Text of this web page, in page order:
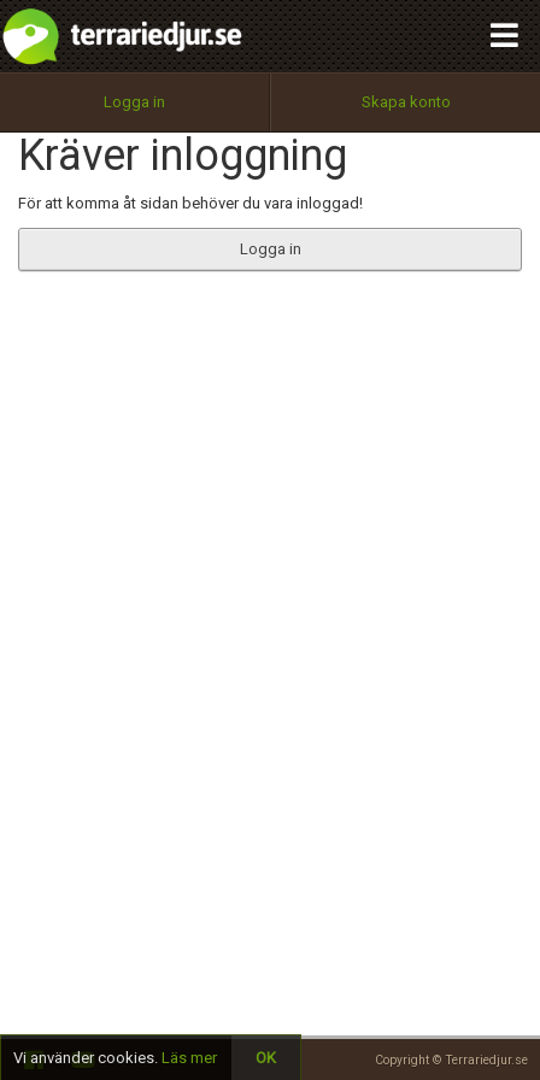
Logga in Skapa konto
Kräver inloggning
För att komma åt sidan behöver du vara inloggad!
Logga in
Copyright © Terrariedjur.se
Utför
100%
OK
integritetspolicy
Namn:
Epost:
Begär nytt lösenord
Tillbaka till förstasidan
Vi använder cookies. Läs mer OK